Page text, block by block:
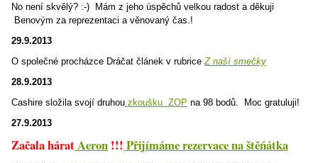
No není skvělý? :-) Mám z jeho úspěchů velkou radost a děkuji
Benovým za reprezentaci a věnovaný čas.!
29.9.2013
O společné procházce Dráčat článek v rubriceZ naší smečky
28.9.2013
Cashire složila svojí druhou zkoušku ZOP na 98 bodů. Moc gratuluji!
27.9.2013
Začala háratAeron !!! Přijímáme rezervace na štěńátka